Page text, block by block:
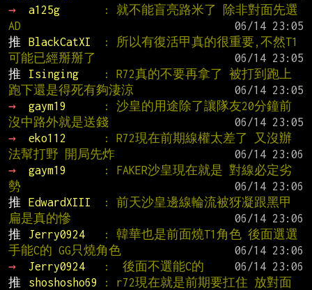
→
a125g
: 就不能盲亮路米了 除非對面先選
AD
推
BlackCatXI
: 所以有復活甲真的很重要,不然T1
可能已經掰掰了
推
Isinging
: R72真的不要再拿了 被打到跑上
跑下還是得死有夠淒涼
→
gaym19
: 沙皇的用途除了讓隊友20分鐘前
沒中路外就是送錢
→
eko112
: R72現在前期線權太差了 又沒辦
法幫打野 開局先炸
→
gaym19
: FAKER沙皇現在就是 對線必定劣
勢
推
EdwardXIII
: 前天沙皇邊線輪流被犽凝跟黑甲
扁是真的慘
推
Jerry0924
: 韓華也是前面燒T1角色 後面選選
手能C的 GG只燒角色
→
Jerry0924 :  後面不選能C的
推
shoshosho69
: r72現在就是前期要扛住 放對面